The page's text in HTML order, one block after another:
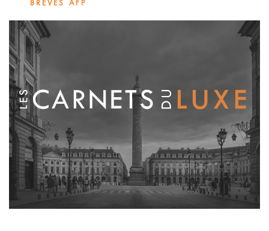
BRÈVES AFP